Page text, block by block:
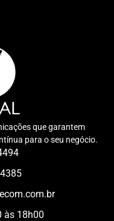
que garantem
para o seu negócio.
às 18h00